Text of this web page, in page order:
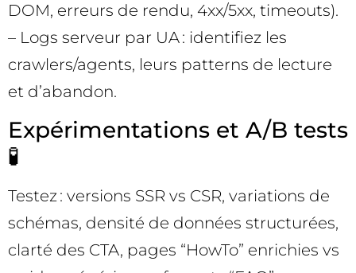
DOM, erreurs de rendu, 4xx/5xx, timeouts).
– Logs serveur par UA : identifiez les
crawlers/agents, leurs patterns de lecture
et d’abandon.
Expérimentations et A/B tests
🧪
Testez : versions SSR vs CSR, variations de
schémas, densité de données structurées,
clarté des CTA, pages “HowTo” enrichies vs